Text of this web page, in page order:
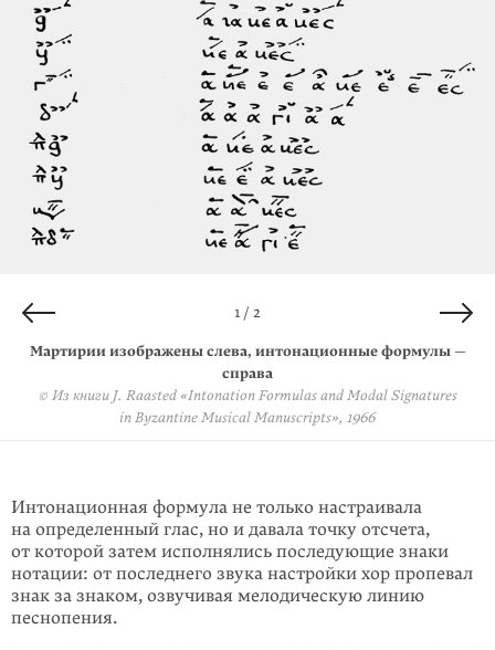
1 / 2
Мартирии изображены слева, интонационные формулы —
справа
© Из книги J. Raasted «Intonation Formulas and Modal Signatures
in Byzantine Musical Manuscripts», 1966
2 / 2
Мартирии с интонационными формулами. Фрагмент рукописи
конца XV века
© National Library of Greece
Интонационная формула не только настраивала
на определенный глас, но и давала точку отсчета,
от которой затем исполнялись последующие знаки
нотации: от последнего звука настройки хор пропевал
знак за знаком, озвучивая мелодическую линию
песнопения.